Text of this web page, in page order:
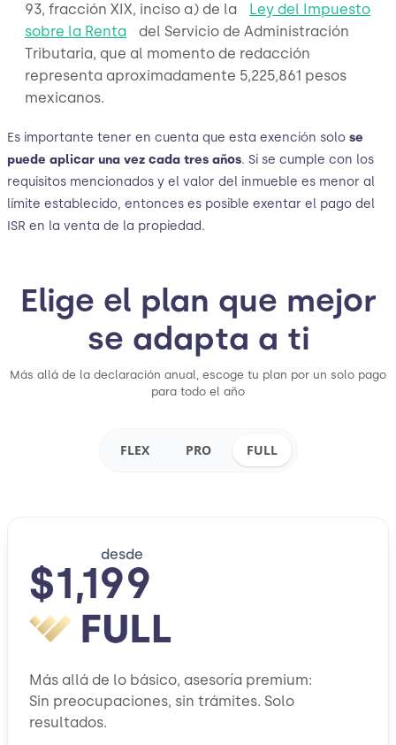
93, fracción XIX, inciso a) de la
Ley del Impuesto
sobre la Renta
del Servicio de Administración
Tributaria, que al momento de redacción
representa aproximadamente 5,225,861 pesos
mexicanos.
Es importante tener en cuenta que esta exención solo se
puede aplicar una vez cada tres años. Si se cumple con los
requisitos mencionados y el valor del inmueble es menor al
límite establecido, entonces es posible exentar el pago del
ISR en la venta de la propiedad.
Elige el plan que mejor
se adapta a ti
Más allá de la declaración anual, escoge tu plan por un solo pago
para todo el año
FLEX PRO FULL
Más allá de lo básico, asesoría premium:
Sin preocupaciones, sin trámites. Solo
resultados.
desde
$1,199